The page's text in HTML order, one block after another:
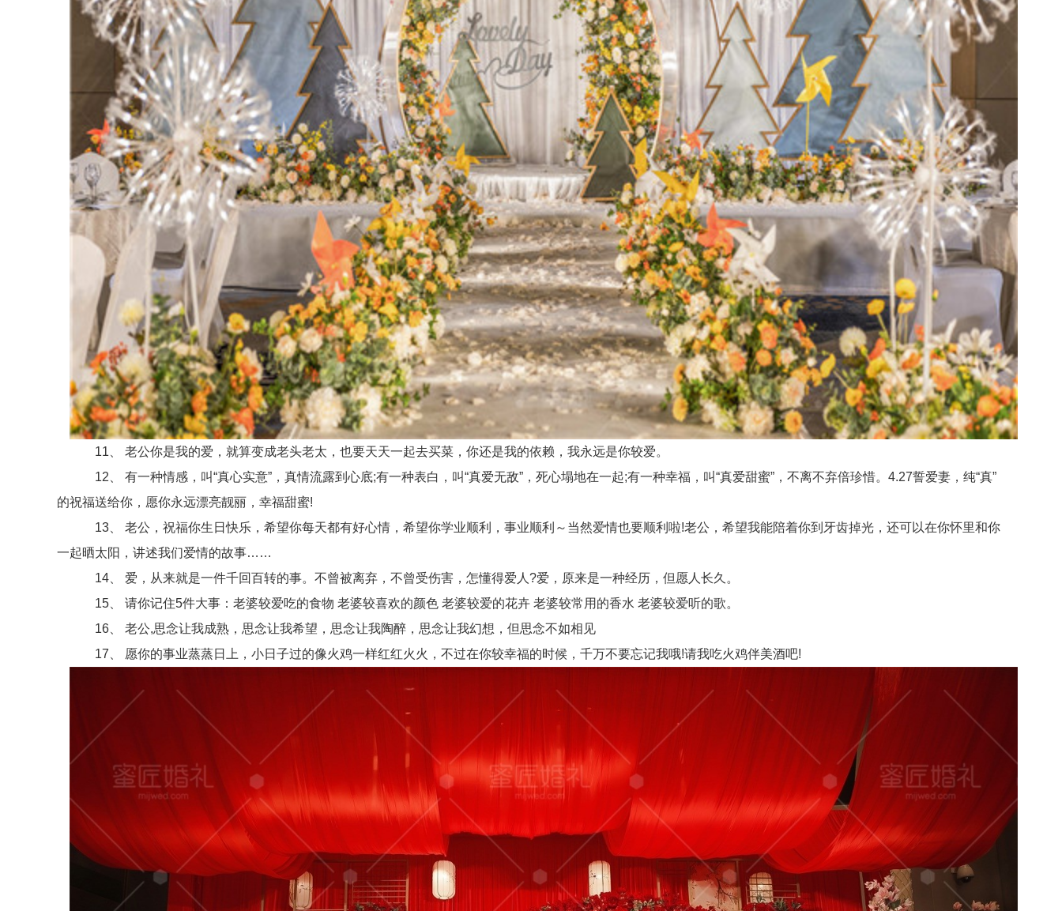
11、 老公你是我的爱，就算变成老头老太，也要天天一起去买菜，你还是我的依赖，我永远是你较爱。
12、 有一种情感，叫“真心实意”，真情流露到心底;有一种表白，叫“真爱无敌”，死心塌地在一起;有一种幸福，叫“真爱甜蜜”，不离不弃倍珍惜。4.27誓爱妻，纯“真”
的祝福送给你，愿你永远漂亮靓丽，幸福甜蜜!
13、 老公，祝福你生日快乐，希望你每天都有好心情，希望你学业顺利，事业顺利～当然爱情也要顺利啦!老公，希望我能陪着你到牙齿掉光，还可以在你怀里和你
一起晒太阳，讲述我们爱情的故事……
14、 爱，从来就是一件千回百转的事。不曾被离弃，不曾受伤害，怎懂得爱人?爱，原来是一种经历，但愿人长久。
15、 请你记住5件大事：老婆较爱吃的食物 老婆较喜欢的颜色 老婆较爱的花卉 老婆较常用的香水 老婆较爱听的歌。
16、 老公,思念让我成熟，思念让我希望，思念让我陶醉，思念让我幻想，但思念不如相见
17、 愿你的事业蒸蒸日上，小日子过的像火鸡一样红红火火，不过在你较幸福的时候，千万不要忘记我哦!请我吃火鸡伴美酒吧!